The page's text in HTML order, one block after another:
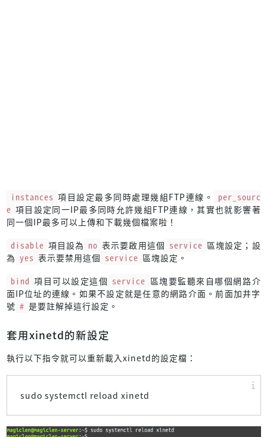
instances 項目設定最多同時處理幾組FTP連線。
per_sourc
e 項目設定同一IP最多同時允許幾組FTP連線，其實也就影響著
同一個IP最多可以上傳和下載幾個檔案啦！
disable 項目設為 no 表示要啟用這個 service 區塊設定；設
為 yes 表示要禁用這個 service 區塊設定。
bind 項目可以設定這個 service 區塊要監聽來自哪個網路介
面IP位址的連線。如果不設定就是任意的網路介面。前面加井字
號 # 是要註解掉這行設定。
套用xinetd的新設定
執行以下指令就可以重新載入xinetd的設定檔：
sudo systemctl reload xinetd